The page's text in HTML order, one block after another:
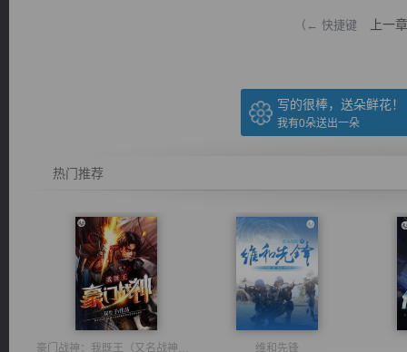
（← 快捷键 上一章
写的很棒，送朵鲜花！
我有0朵送出一朵
热门推荐
豪门战神：我既王（又名战神归来不败神婿修罗战神） 维和先锋